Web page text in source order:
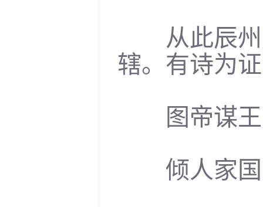
从此辰州
辖。有诗为
图帝谋王
倾人家国